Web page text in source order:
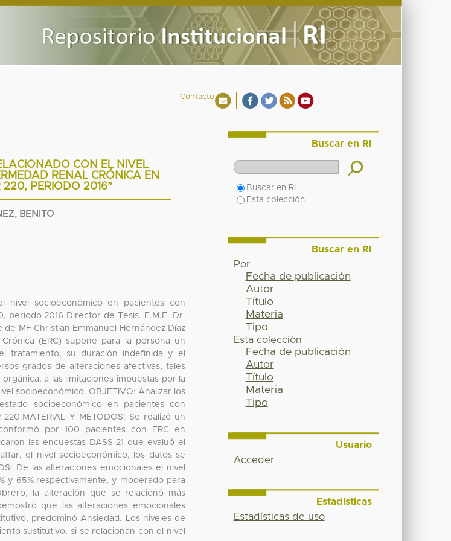
Contacto
CON EL NIVEL
RENAL CRÓNICA EN
220, PERIODO 2016”
BENITO
nivel socioeconómico en pacientes con
periodo 2016 Director de Tesis. E.M.F. Dr.
MF Christian Emmanuel Hernández Díaz
(ERC) supone para la persona un
tratamiento, su duración indefinida y el
grados de alteraciones afectivas, tales
a las limitaciones impuestas por la
socioeconómico. OBJETIVO: Analizar los
socioeconómico en pacientes con
Y MÉTODOS: Se realizó un
por 100 pacientes con ERC en
las encuestas DASS-21 que evaluó el
el nivel socioeconómico, los datos se
De las alteraciones emocionales el nivel
y 65% respectivamente, y moderado para
la alteración que se relacionó más
que las alteraciones emocionales
predominó Ansiedad. Los niveles de
sustitutivo, si se relacionan con el nivel
Buscar en RI
Buscar en RI
Esta colección
Buscar en RI
Por
Fecha de publicación
Autor
Título
Materia
Tipo
Esta colección
Fecha de publicación
Autor
Título
Materia
Tipo
Usuario
Acceder
Estadísticas
Estadísticas de uso